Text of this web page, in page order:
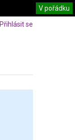
Přihlásit se
V pořádku